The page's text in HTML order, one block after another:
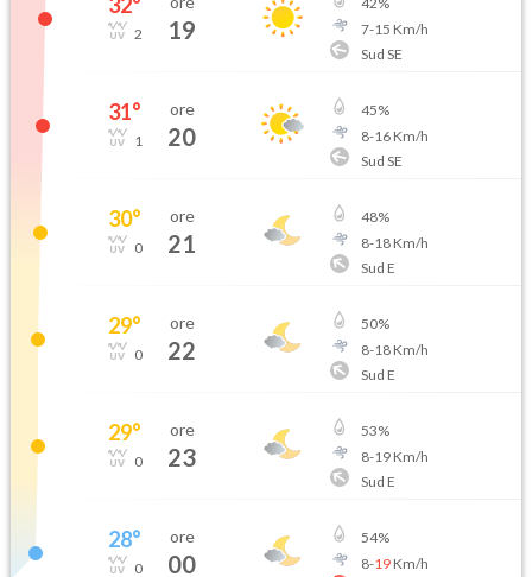
2 19
7-15 Km/h
Sud SE
31°
1
ore
20
45%
8-16Km/h
Sud SE
30°
0
ore
21
48%
8-18Km/h
Sud E
29°
0
ore
22
50%
8-18Km/h
Sud E
29°
0
ore
23
53%
8-19Km/h
Sud E
28°
0
ore
00
54%
8-19Km/h